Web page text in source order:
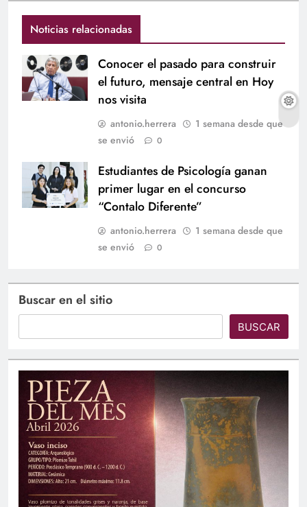
Noticias relacionadas
Conocer el pasado para construir
el futuro, mensaje central en Hoy
nos visita
antonio.herrera
1 semana desde que
se envió
0
Estudiantes de Psicología ganan
primer lugar en el concurso
“Contalo Diferente”
antonio.herrera
1 semana desde que
se envió
0
Buscar en el sitio
BUSCAR